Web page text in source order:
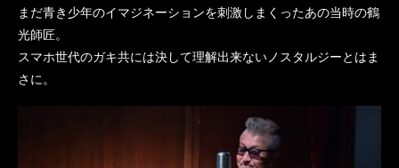
まだ青き少年のイマジネーションを刺激しまくったあの当時の鶴
光師匠。
スマホ世代のガキ共には決して理解出来ないノスタルジーとはま
さに。